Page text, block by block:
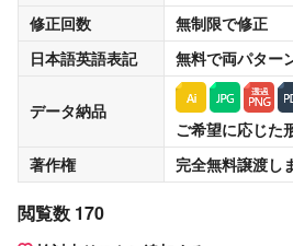
修正回数
無制限で修正
日本語英語表記
無料で両パター
データ納品
ご希望に応じた
著作権
完全無料譲渡し
閲覧数 170